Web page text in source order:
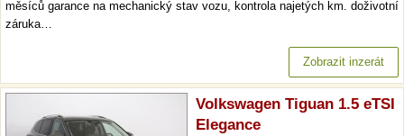
měsíců garance na mechanický stav vozu, kontrola najetých km. doživotní
záruka…
Zobrazit inzerát
Volkswagen Tiguan 1.5 eTSI
Elegance